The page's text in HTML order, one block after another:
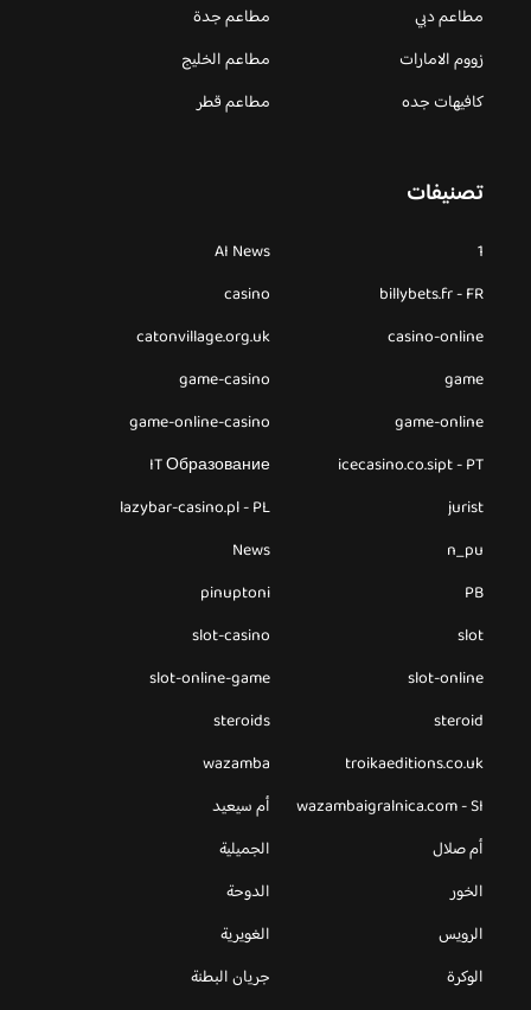
مطاعم دبي
مطاعم جدة
زووم الامارات
مطاعم الخليج
كافيهات جده
مطاعم قطر
تصنيفات
1
AI News
billybets.fr - FR
casino
casino-online
catonvillage.org.uk
game
game-casino
game-online
game-online-casino
icecasino.co.sipt - PT
IT Образование
jurist
lazybar-casino.pl - PL
n_pu
News
PB
pinuptoni
slot
slot-casino
slot-online
slot-online-game
steroid
steroids
troikaeditions.co.uk
wazamba
wazambaigralnica.com - SI
أم سيعيد
أم صلال
الجميلية
الخور
الدوحة
الرويس
الغويرية
الوكرة
جريان البطنة